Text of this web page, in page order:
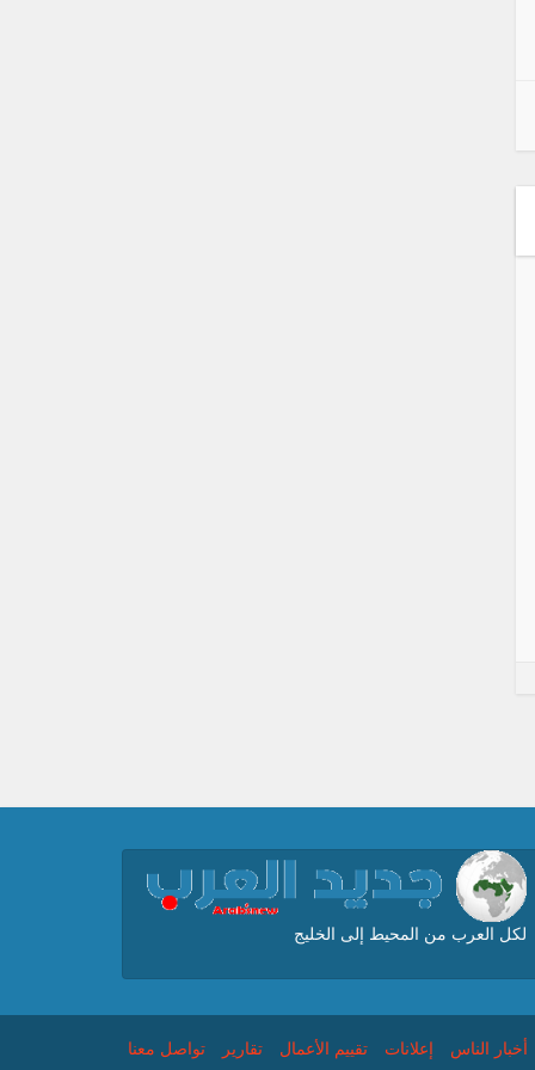
لكل العرب من المحيط إلى الخليج
أخبار الناس إعلانات تقييم الأعمال تقارير تواصل معنا